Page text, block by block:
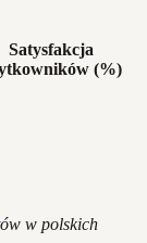
Satysfakcja
(%)
ów w polskich